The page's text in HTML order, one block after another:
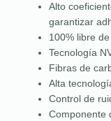
Alto
garantizar
100% libre
Tecnología
Fibras de
Alta
Control de
Componente